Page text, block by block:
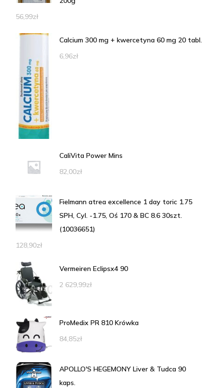
56,99zł
Calcium 300 mg + kwercetyna 60 mg 20 tabl.
6,96zł
CaliVita Power Mins
82,00zł
Fielmann atrea excellence 1 day toric 1.75
SPH, Cyl. -1.75, Oś 170 & BC 8.6 30szt.
(10036651)
128,90zł
Vermeiren Eclipsx4 90
2 629,99zł
ProMedix PR 810 Krówka
84,85zł
APOLLO'S HEGEMONY Liver & Tudca 90
kaps.